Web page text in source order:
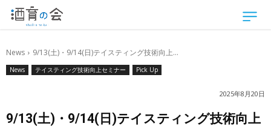
News 9/13(土)・9/14(日)テイスティング技術向上...
News テイスティング技術向上セミナー Pick Up
2025年8月20日
9/13(土)・9/14(日)テイスティング技術向上